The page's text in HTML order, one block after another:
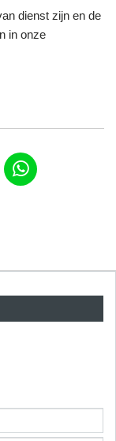
dienst zijn en de
in onze